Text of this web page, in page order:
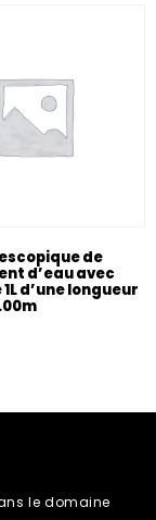
de
d’eau avec
d’une longueur
le domaine